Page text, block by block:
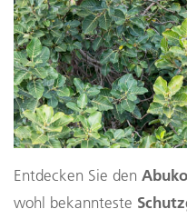
Entdecken Sie den
wohl bekannteste